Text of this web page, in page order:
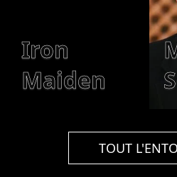
Iron
Maiden
TOUT